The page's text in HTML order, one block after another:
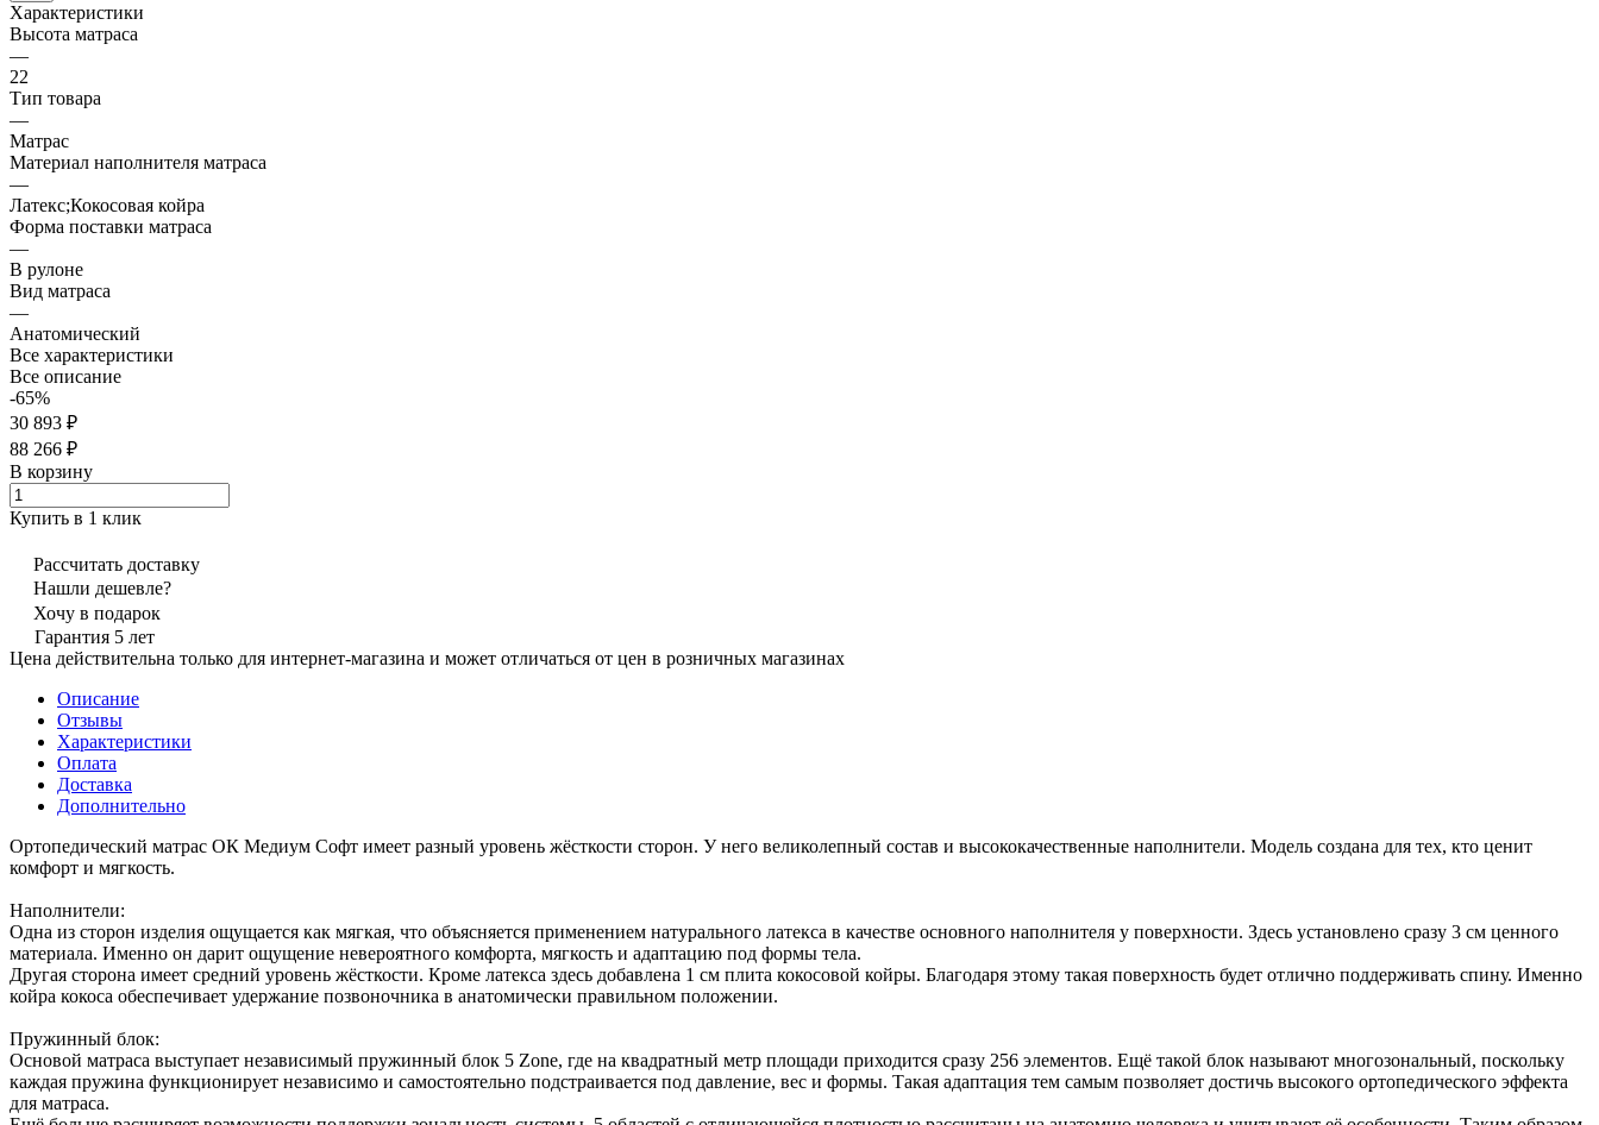
Характеристики
Высота матраса
—
22
Тип товара
—
Матрас
Материал наполнителя матраса
—
Латекс;Кокосовая койра
Форма поставки матраса
—
В рулоне
Вид матраса
—
Анатомический
Все характеристики
Все описание
-65%
30 893 ₽
88 266 ₽
В корзину
Купить в 1 клик
Рассчитать доставку
Нашли дешевле?
Хочу в подарок
Гарантия 5 лет
Цена действительна только для интернет-магазина и может отличаться от цен в розничных магазинах
Описание
Отзывы
Характеристики
Оплата
Доставка
Дополнительно
Ортопедический матрас ОК Медиум Софт имеет разный уровень жёсткости сторон. У него великолепный состав и высококачественные наполнители. Модель создана для тех, кто ценит
комфорт и мягкость.
Наполнители:
Одна из сторон изделия ощущается как мягкая, что объясняется применением натурального латекса в качестве основного наполнителя у поверхности. Здесь установлено сразу 3 см ценного
материала. Именно он дарит ощущение невероятного комфорта, мягкость и адаптацию под формы тела.
Другая сторона имеет средний уровень жёсткости. Кроме латекса здесь добавлена 1 см плита кокосовой койры. Благодаря этому такая поверхность будет отлично поддерживать спину. Именно
койра кокоса обеспечивает удержание позвоночника в анатомически правильном положении.
Пружинный блок:
Основой матраса выступает независимый пружинный блок 5 Zone, где на квадратный метр площади приходится сразу 256 элементов. Ещё такой блок называют многозональный, поскольку
каждая пружина функционирует независимо и самостоятельно подстраивается под давление, вес и формы. Такая адаптация тем самым позволяет достичь высокого ортопедического эффекта
для матраса.